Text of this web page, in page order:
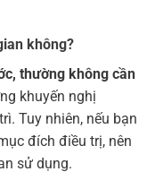
không?
thường không cần
khuyến nghị
Tuy nhiên, nếu bạn
đích điều trị, nên
sử dụng.